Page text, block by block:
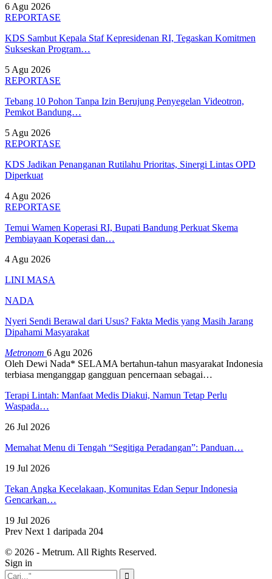
6 Agu 2026
REPORTASE
KDS Sambut Kepala Staf Kepresidenan RI, Tegaskan Komitmen
Sukseskan Program…
5 Agu 2026
REPORTASE
Tebang 10 Pohon Tanpa Izin Berujung Penyegelan Videotron,
Pemkot Bandung…
5 Agu 2026
REPORTASE
KDS Jadikan Penanganan Rutilahu Prioritas, Sinergi Lintas OPD
Diperkuat
4 Agu 2026
REPORTASE
Temui Wamen Koperasi RI, Bupati Bandung Perkuat Skema
Pembiayaan Koperasi dan…
4 Agu 2026
LINI MASA
NADA
Nyeri Sendi Berawal dari Usus? Fakta Medis yang Masih Jarang
Dipahami Masyarakat
Metronom 6 Agu 2026
Oleh Dewi Nada* SELAMA bertahun-tahun masyarakat Indonesia
terbiasa menganggap gangguan pencernaan sebagai…
Terapi Lintah: Manfaat Medis Diakui, Namun Tetap Perlu
Waspada…
26 Jul 2026
Memahat Menu di Tengah “Segitiga Peradangan”: Panduan…
19 Jul 2026
Tekan Angka Kecelakaan, Komunitas Edan Sepur Indonesia
Gencarkan…
19 Jul 2026
Prev Next 1 daripada 204
© 2026 - Metrum. All Rights Reserved.
Sign in